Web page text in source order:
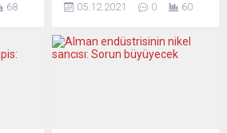
68
dayanması ve ülkede
rastlanması üzerine federal
hükümet yeni kısıtlamalar
05.12.2021 0 60